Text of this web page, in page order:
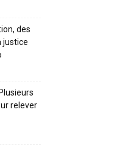
des
justice
relever